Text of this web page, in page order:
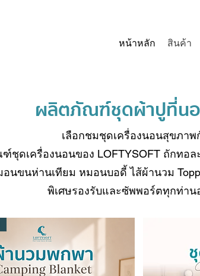
หน้าหลัก สินค้า
ผลิตภัณฑ์ชุดผ้าปูที่น
เลือกชมชุดเครื่องนอนสุขภาพ
ชุดเครื่องนอนของ LOFTYSOFT ถักทอล
อนขนห่านเทียม หมอนบอดี้ ไส้ผ้านวม
พิเศษรองรับและซัพพอร์ตทุกท่า